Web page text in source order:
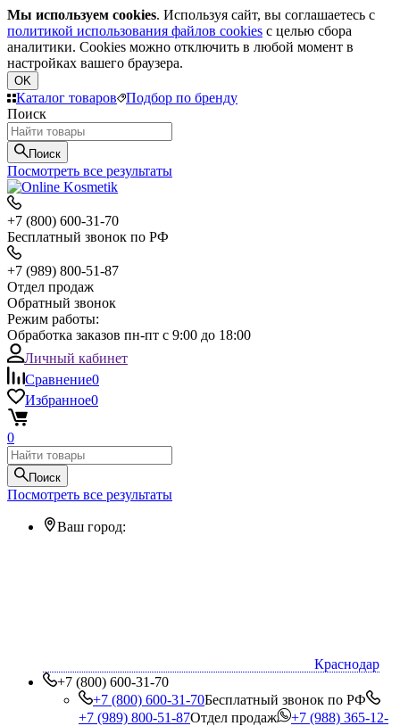
Мы используем cookies. Используя сайт, вы соглашаетесь с
политикой использования файлов cookies с целью сбора
аналитики. Cookies можно отключить в любой момент в
настройках вашего браузера.
OK
Каталог товаров
Подбор по бренду
Поиск
Поиск
Посмотреть все результаты
+7 (800) 600-31-70
Бесплатный звонок по РФ
+7 (989) 800-51-87
Отдел продаж
Обратный звонок
Режим работы:
Обработка заказов пн-пт с 9:00 до 18:00
Личный кабинет
Сравнение0
Избранное0
0
Поиск
Посмотреть все результаты
Ваш город:
Краснодар
+7 (800) 600-31-70
+7 (800) 600-31-70Бесплатный звонок по РФ
+7 (989) 800-51-87Отдел продаж
+7 (988) 365-12-